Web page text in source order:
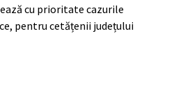
cu prioritate cazurile
pentru cetățenii județului